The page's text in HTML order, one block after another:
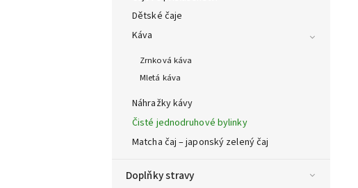
Dětské čaje
Káva
Zrnková káva
Mletá káva
Náhražky kávy
Čisté jednodruhové bylinky
Matcha čaj – japonský zelený čaj
Doplňky stravy